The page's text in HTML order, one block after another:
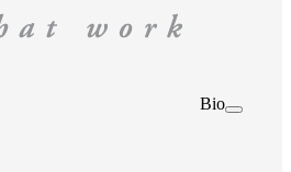
Bio